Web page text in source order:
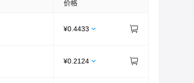
价格
¥0.4433
¥0.2124